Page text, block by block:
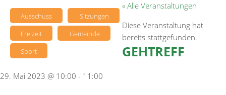
Ausschuss
Sitzungen
Freizeit
Gemeinde
Sport
« Alle Veranstaltungen
Diese Veranstaltung hat
bereits stattgefunden.
GEHTREFF
29. Mai 2023 @ 10:00 - 11:00